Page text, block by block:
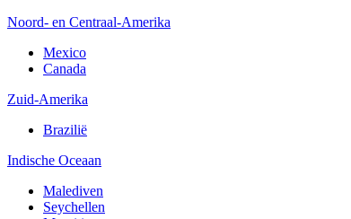
Noord- en Centraal-Amerika
Mexico
Canada
Zuid-Amerika
Brazilië
Indische Oceaan
Malediven
Seychellen